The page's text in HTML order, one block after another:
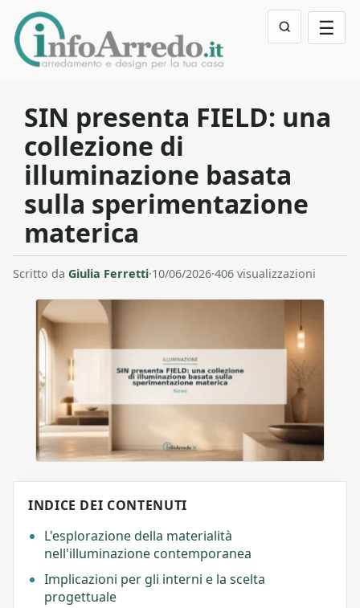
☰
SIN presenta FIELD: una
collezione di
illuminazione basata
sulla sperimentazione
materica
Scritto da Giulia Ferretti·10/06/2026·406 visualizzazioni
INDICE DEI CONTENUTI
L'esplorazione della materialità
nell'illuminazione contemporanea
Implicazioni per gli interni e la scelta
progettuale